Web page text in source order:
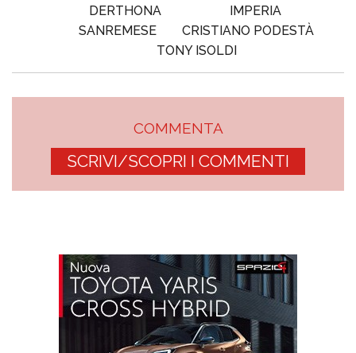
DERTHONA
IMPERIA
SANREMESE
CRISTIANO PODESTÀ
TONY ISOLDI
COMMENTA
SCRIVI/SCOPRI I COMMENTI